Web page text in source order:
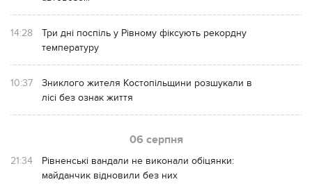
14:28
Три дні поспіль у Рівному фіксують рекордну
температуру
10:37
Зниклого жителя Костопільщини розшукали в
лісі без ознак життя
06 серпня
21:34
Рівненські вандали не виконали обіцянки:
майданчик відновили без них